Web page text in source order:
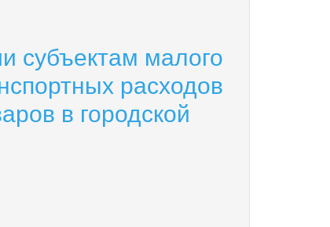
субъектам малого
расходов
в городской